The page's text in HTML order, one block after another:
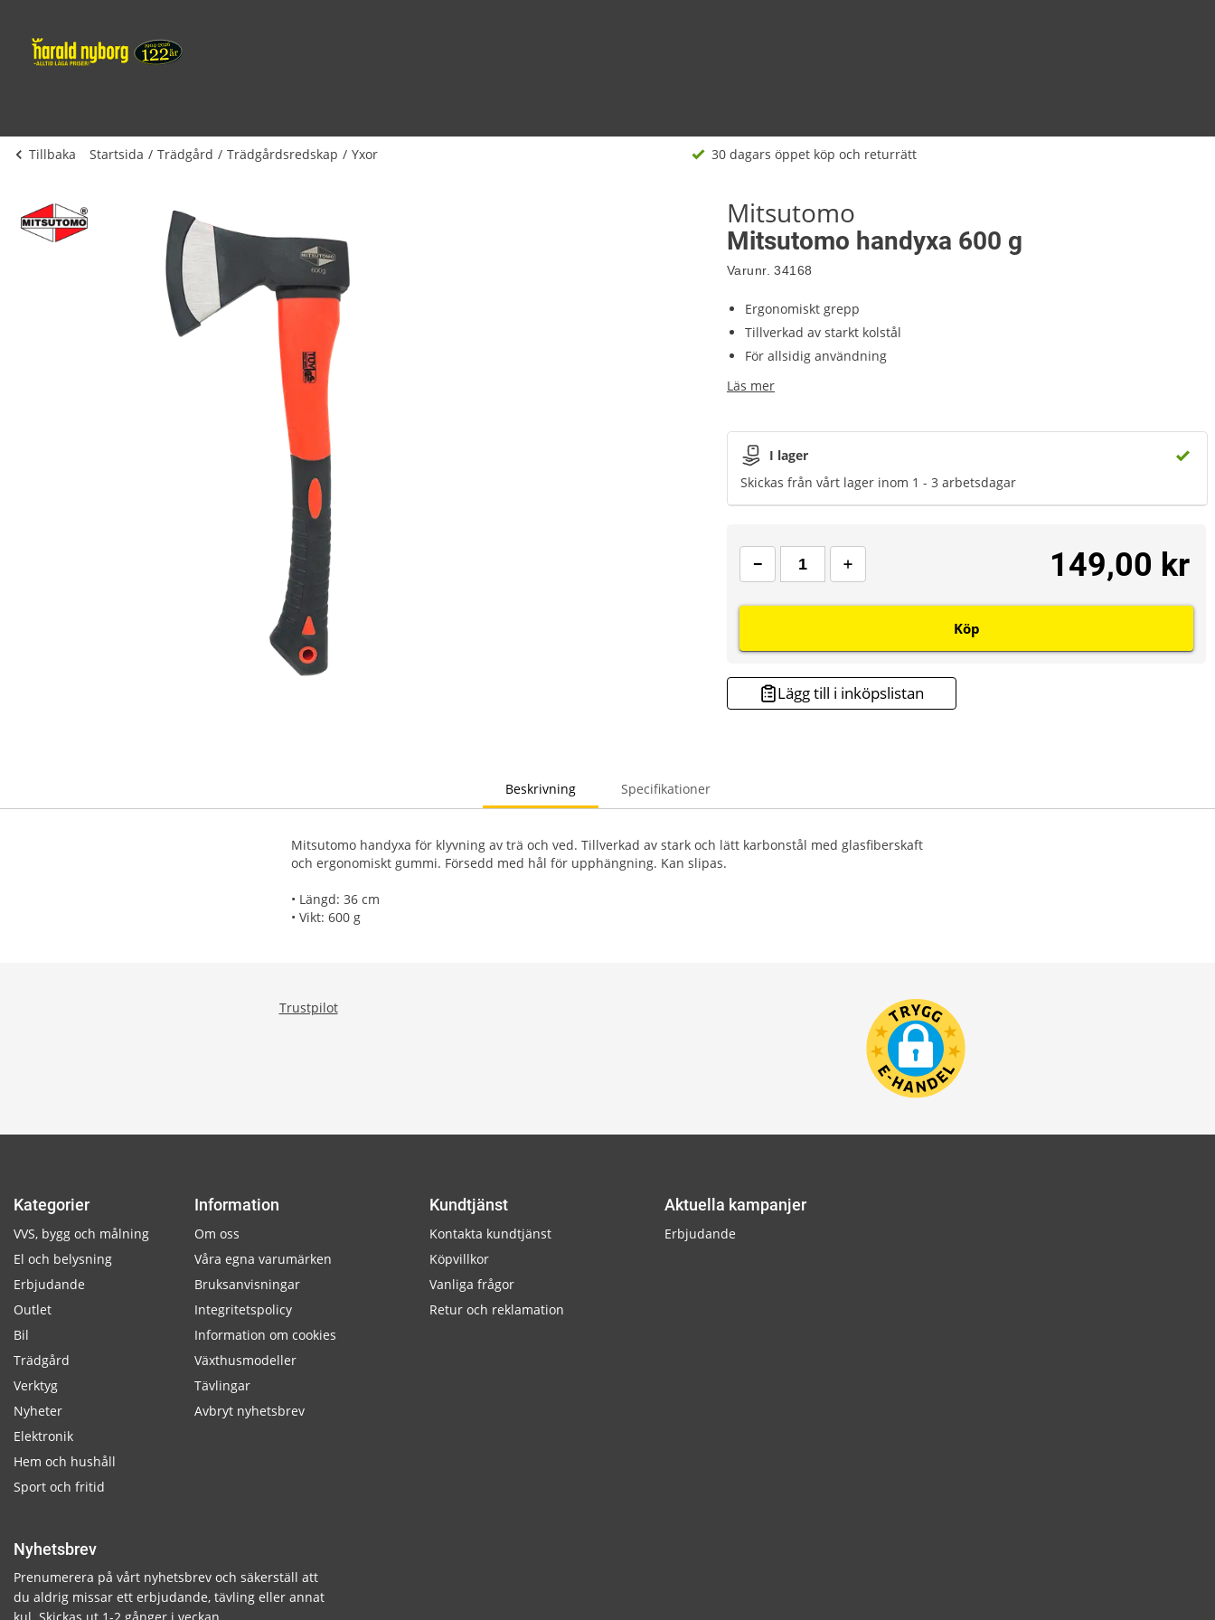
Tillbaka Startsida Trädgård Trädgårdsredskap Yxor 30 dagars öppet köp och returrätt
Mitsutomo
Mitsutomo handyxa 600 g
Varunr. 34168
Ergonomiskt grepp
Tillverkad av starkt kolstål
För allsidig användning
Läs mer
I lager
Skickas från vårt lager inom 1 - 3 arbetsdagar
149,00 kr
Köp
Lägg till i inköpslistan
Beskrivning Specifikationer
Mitsutomo handyxa för klyvning av trä och ved. Tillverkad av stark och lätt karbonstål med glasfiberskaft
och ergonomiskt gummi. Försedd med hål för upphängning. Kan slipas.
• Längd: 36 cm
• Vikt: 600 g
Trustpilot
Kategorier
VVS, bygg och målning
El och belysning
Erbjudande
Outlet
Bil
Trädgård
Verktyg
Nyheter
Elektronik
Hem och hushåll
Sport och fritid
Information
Om oss
Våra egna varumärken
Bruksanvisningar
Integritetspolicy
Information om cookies
Växthusmodeller
Tävlingar
Avbryt nyhetsbrev
Kundtjänst
Kontakta kundtjänst
Köpvillkor
Vanliga frågor
Retur och reklamation
Aktuella kampanjer
Erbjudande
Nyhetsbrev
Prenumerera på vårt nyhetsbrev och säkerställ att
du aldrig missar ett erbjudande, tävling eller annat